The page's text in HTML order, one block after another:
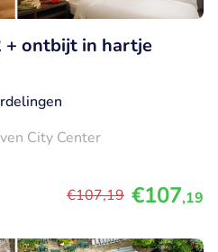
+ ontbijt in hartje
City Center
€107,19 €107,19